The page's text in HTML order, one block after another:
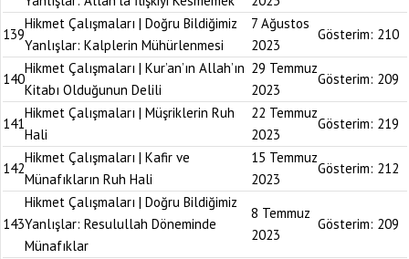
139
Hikmet Çalışmaları | Doğru Bildiğimiz
Yanlışlar: Kalplerin Mühürlenmesi
7 Ağustos
2023
Gösterim: 210
140
Hikmet Çalışmaları | Kur’an’ın Allah’ın
Kitabı Olduğunun Delili
29 Temmuz
2023
Gösterim: 209
141
Hikmet Çalışmaları | Müşriklerin Ruh
Hali
22 Temmuz
2023
Gösterim: 219
142
Hikmet Çalışmaları | Kafir ve
Münafıkların Ruh Hali
15 Temmuz
2023
Gösterim: 212
143
Hikmet Çalışmaları | Doğru Bildiğimiz
Yanlışlar: Resulullah Döneminde
Münafıklar
8 Temmuz
2023
Gösterim: 209